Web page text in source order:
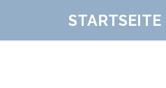
STARTSEITE